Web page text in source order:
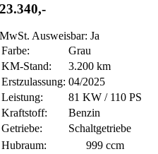
23.340,-
MwSt. Ausweisbar: Ja
Farbe:
Grau
KM-Stand:
3.200 km
Erstzulassung: 04/2025
Leistung:
81 KW / 110 PS
Kraftstoff:
Benzin
Getriebe:
Schaltgetriebe
Hubraum:
999 ccm